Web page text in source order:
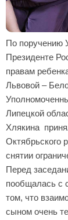
По поручению
Президенте
правам
Львовой –
Липецкой
Хлякина
Октябрьского
снятии
Перед
пообщалась с
том, что
сыном очень